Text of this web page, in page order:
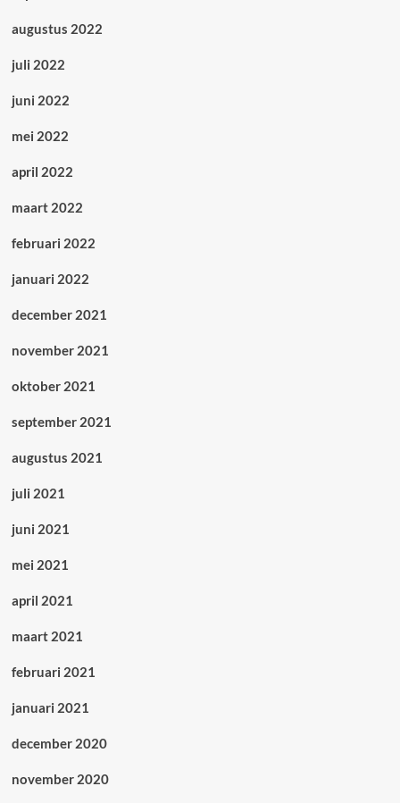
augustus 2022
juli 2022
juni 2022
mei 2022
april 2022
maart 2022
februari 2022
januari 2022
december 2021
november 2021
oktober 2021
september 2021
augustus 2021
juli 2021
juni 2021
mei 2021
april 2021
maart 2021
februari 2021
januari 2021
december 2020
november 2020